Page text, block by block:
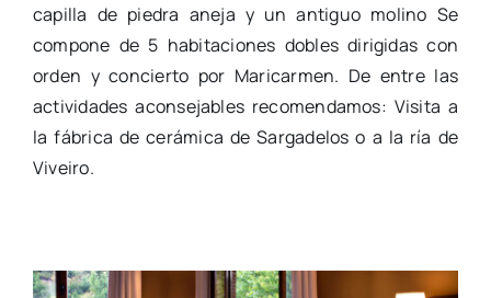
capilla de piedra aneja y un antiguo molino Se
compone de 5 habitaciones dobles dirigidas con
orden y concierto por Maricarmen. De entre las
actividades aconsejables recomendamos: Visita a
la fábrica de cerámica de Sargadelos o a la ría de
Viveiro.